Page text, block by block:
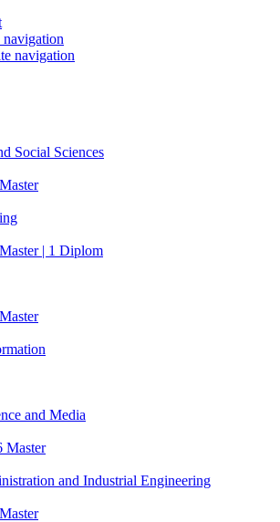
navigation
navigation
Social Sciences
| 1 Diplom
and Media
Master
and Industrial Engineering